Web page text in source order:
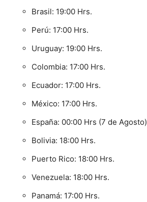
Brasil: 19:00 Hrs.
Perú: 17:00 Hrs.
Uruguay: 19:00 Hrs.
Colombia: 17:00 Hrs.
Ecuador: 17:00 Hrs.
México: 17:00 Hrs.
España: 00:00 Hrs (7 de Agosto)
Bolivia: 18:00 Hrs.
Puerto Rico: 18:00 Hrs.
Venezuela: 18:00 Hrs.
Panamá: 17:00 Hrs.